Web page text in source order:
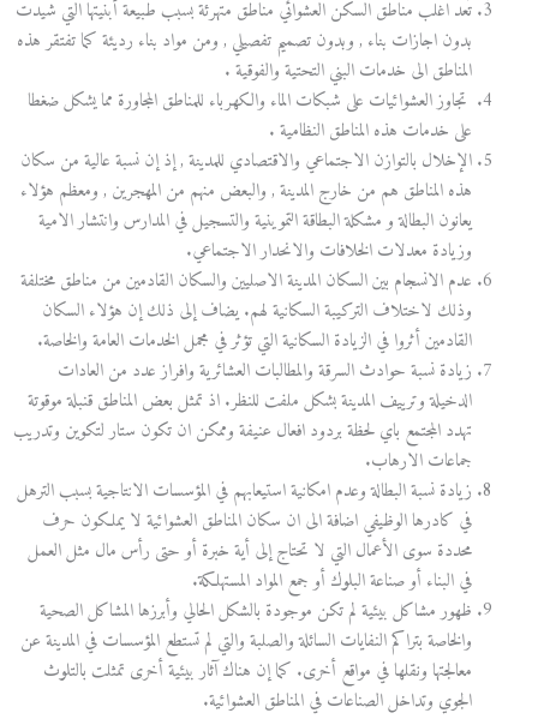
تُعد اغلب مناطق السكن العشوائي مناطق متهرئة بسبب طبيعة أبنيتها التي شيدت
بدون اجازات بناء , وبدون تصميم تفصيلي , ومن مواد بناء رديئة كما تفتقر هذه
المناطق الى خدمات البني التحتية والفوقية .
تجاوز العشوائيات على شبكات الماء والكهرباء للمناطق المجاورة مما يشكل ضغطا
على خدمات هذه المناطق النظامية .
الإخلال بالتوازن الاجتماعي والاقتصادي للمدينة , إذ إن نسبة عالية من سكان
هذه المناطق هم من خارج المدينة , والبعض منهم من المهجرين , ومعظم هؤلاء
يعانون البطالة و مشكلة البطاقة التموينية والتسجيل في المدارس وانتشار الامية
وزيادة معدلات الخلافات والانحدار الاجتماعي.
عدم الانسجام بين السكان المدينة الاصليين والسكان القادمين من مناطق مختلفة
وذلك لاختلاف التركيبة السكانية لهم. يضاف إلى ذلك إن هؤلاء السكان
القادمين أثروا في الزيادة السكانية التي تؤثر في مجمل الخدمات العامة والخاصة.
زيادة نسبة حوادث السرقة والمطالبات العشائرية وافراز عدد من العادات
الدخيلة وترييف المدينة بشكل ملفت للنظر. اذ تمثل بعض المناطق قنبلة موقوتة
تهدد المجتمع باي لحظة بردود افعال عنيفة وممكن ان تكون ستار لتكوين وتدريب
جماعات الارهاب.
زيادة نسبة البطالة وعدم امكانية استيعابهم في المؤسسات الانتاجية بسبب الترهل
في كادرها الوظيفي اضافة الى ان سكان المناطق العشوائية لا يملكون حرف
محددة سوى الأعمال التي لا تحتاج إلى أية خبرة أو حتى رأس مال مثل العمل
في البناء أو صناعة البلوك أو جمع المواد المستهلكة.
ظهور مشاكل بيئية لم تكن موجودة بالشكل الحالي وأبرزها المشاكل الصحية
والخاصة بتراكم النفايات السائلة والصلبة والتي لم تستطع المؤسسات في المدينة عن
معالجتها ونقلها في مواقع أخرى. كما إن هناك آثار بيئية أخرى تمثلت بالتلوث
الجوي وتداخل الصناعات في المناطق العشوائية.